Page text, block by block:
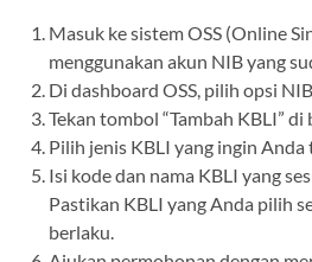
Masuk ke sistem OSS (Online
menggunakan akun NIB yang
Di dashboard OSS, pilih opsi
Tekan tombol “Tambah KBLI”
Pilih jenis KBLI yang ingin
Isi kode dan nama KBLI yang
Pastikan KBLI yang Anda pilih
berlaku.